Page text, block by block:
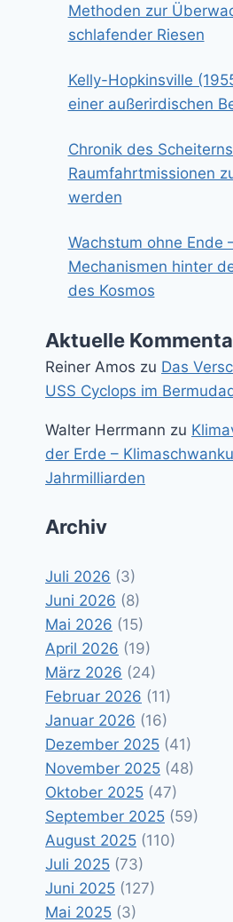
Methoden zur
schlafender Riesen
Kelly-Hopkinsville
einer außerirdischen
Chronik des
Raumfahrtmissionen
werden
Wachstum ohne Ende
Mechanismen hinter
des Kosmos
Aktuelle
Reiner Amos zu Das
USS Cyclops im
Walter Herrmann zu
der Erde –
Jahrmilliarden
Archiv
Juli 2026 (3)
Juni 2026 (8)
Mai 2026 (15)
April 2026 (19)
März 2026 (24)
Februar 2026 (11)
Januar 2026 (16)
Dezember 2025 (41)
November 2025 (48)
Oktober 2025 (47)
September 2025 (59)
August 2025 (110)
Juli 2025 (73)
Juni 2025 (127)
Mai 2025 (3)